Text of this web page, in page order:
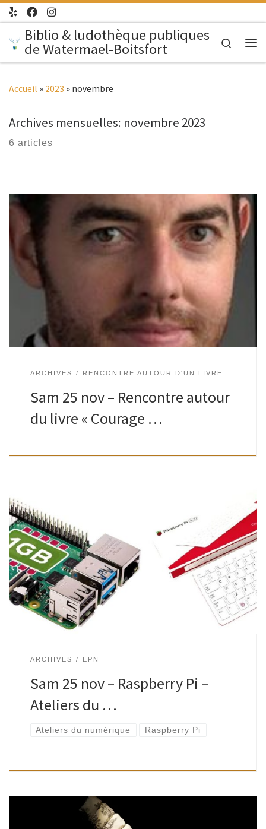
Passer au contenu
Biblio & ludothèque publiques
de Watermael-Boitsfort
Search
Accueil » 2023 » novembre
Archives mensuelles: novembre 2023
6 articles
ados/adultes |10H45 – 12H30 | Espace Paul Delvaux – Rez-
de-chaussée Des lecteur·rice·s passionné·e·s échangent
autour d’une lecture commune. Les livres sont disponibles
en plusieurs exemplaires dans les bibliothèques. Le courage
ARCHIVES RENCONTRE AUTOUR D'UN LIVRE
Sam 25 nov – Rencontre autour
du livre « Courage …
Qu’est-ce qu’un Raspberry Pi et à quoi peut-il servir ?
Découverte de différents modèles existants et de leurs
fonctionnalités, ainsi que de conseils pour construire son
“nano-ordinateur”.Animé par Thierry Daloze, habitant […]
ARCHIVES EPN
Sam 25 nov – Raspberry Pi –
Ateliers du …
Ateliers du numérique Raspberry Pi